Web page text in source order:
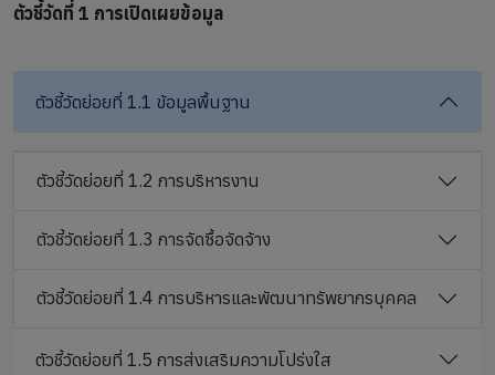
ตัวชี้วัดที่ 1 การเปิดเผยข้อมูล
ตัวชี้วัดย่อยที่ 1.1 ข้อมูลพื้นฐาน
ตัวชี้วัดย่อยที่ 1.2 การบริหารงาน
ตัวชี้วัดย่อยที่ 1.3 การจัดซื้อจัดจ้าง
ตัวชี้วัดย่อยที่ 1.4 การบริหารและพัฒนาทรัพยากรบุคคล
ตัวชี้วัดย่อยที่ 1.5 การส่งเสริมความโปร่งใส